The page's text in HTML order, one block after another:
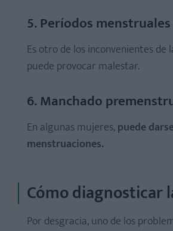
5. Períodos
Es otro de los inconvenientes de
puede provocar malestar.
6. Manchado
En algunas mujeres,puede
menstruaciones.
Cómo diagnosticar
Por desgracia, uno de los